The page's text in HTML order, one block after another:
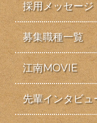
採用メッセージ
募集職種一覧
江南MOVIE
先輩インタビュ